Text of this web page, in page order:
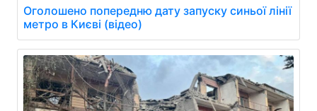
Оголошено попередню дату запуску синьої лінії
метро в Києві (відео)